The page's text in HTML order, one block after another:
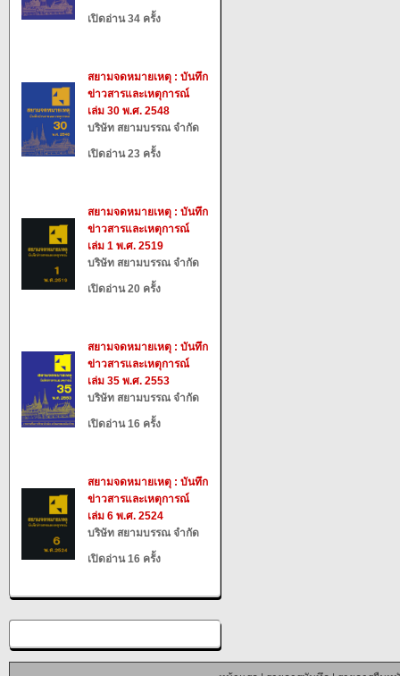
เปิดอ่าน 34 ครั้ง
สยามจดหมายเหตุ : บันทึก
ข่าวสารและเหตุการณ์
เล่ม 30 พ.ศ. 2548
บริษัท สยามบรรณ จำกัด
เปิดอ่าน 23 ครั้ง
สยามจดหมายเหตุ : บันทึก
ข่าวสารและเหตุการณ์
เล่ม 1 พ.ศ. 2519
บริษัท สยามบรรณ จำกัด
เปิดอ่าน 20 ครั้ง
สยามจดหมายเหตุ : บันทึก
ข่าวสารและเหตุการณ์
เล่ม 35 พ.ศ. 2553
บริษัท สยามบรรณ จำกัด
เปิดอ่าน 16 ครั้ง
สยามจดหมายเหตุ : บันทึก
ข่าวสารและเหตุการณ์
เล่ม 6 พ.ศ. 2524
บริษัท สยามบรรณ จำกัด
เปิดอ่าน 16 ครั้ง